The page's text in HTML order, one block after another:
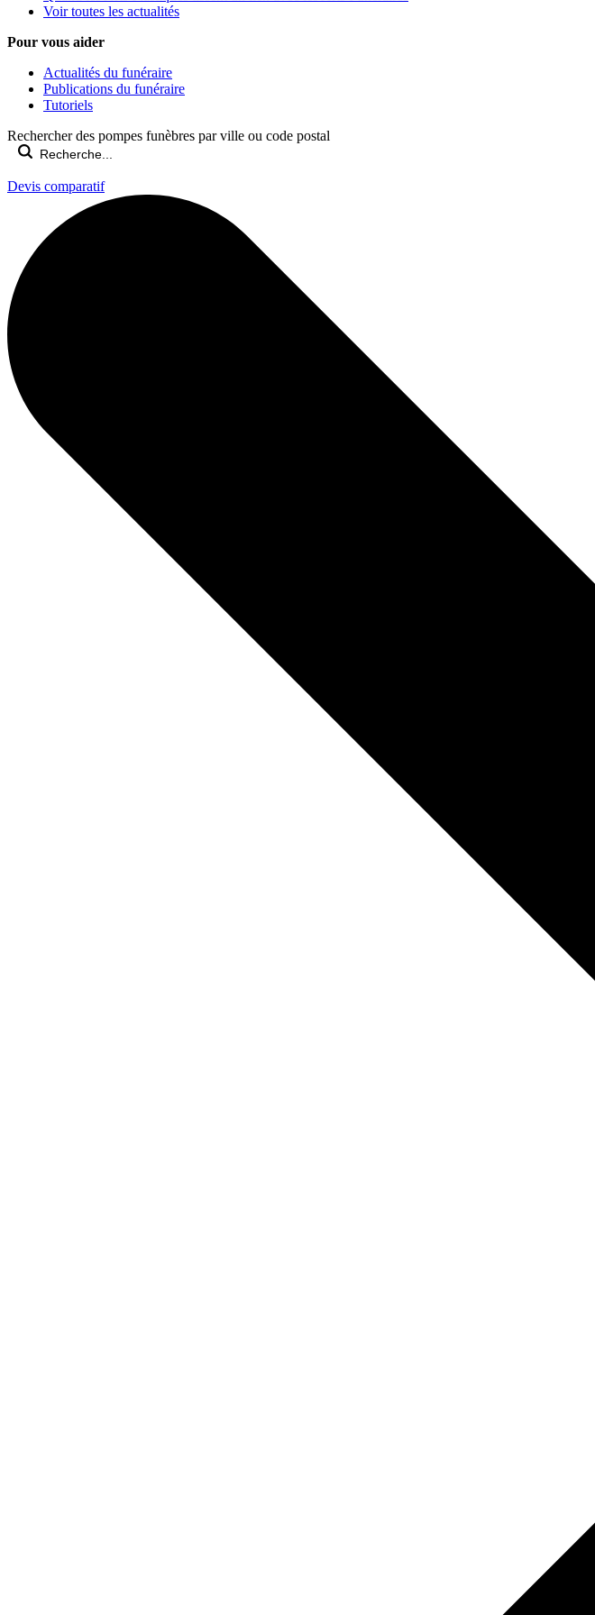
Voir toutes les actualités
Pour vous aider
Actualités du funéraire
Publications du funéraire
Tutoriels
Rechercher des pompes funèbres par ville ou code postal
Devis comparatif